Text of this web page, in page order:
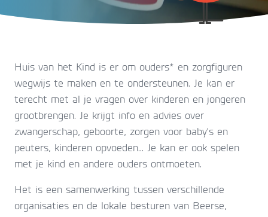
Huis van het Kind is er om ouders* en zorgfiguren
wegwijs te maken en te ondersteunen. Je kan er
terecht met al je vragen over kinderen en jongeren
grootbrengen. Je krijgt info en advies over
zwangerschap, geboorte, zorgen voor baby's en
peuters, kinderen opvoeden... Je kan er ook spelen
met je kind en andere ouders ontmoeten.
Het is een samenwerking tussen verschillende
organisaties en de lokale besturen van Beerse,